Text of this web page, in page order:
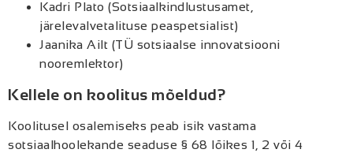
Kadri Plato (Sotsiaalkindlustusamet,
järelevalvetalituse peaspetsialist)
Jaanika Ailt (TÜ sotsiaalse innovatsiooni
nooremlektor)
Kellele on koolitus mõeldud?
Koolitusel osalemiseks peab isik vastama
sotsiaalhoolekande seaduse § 68 lõikes 1, 2 või 4